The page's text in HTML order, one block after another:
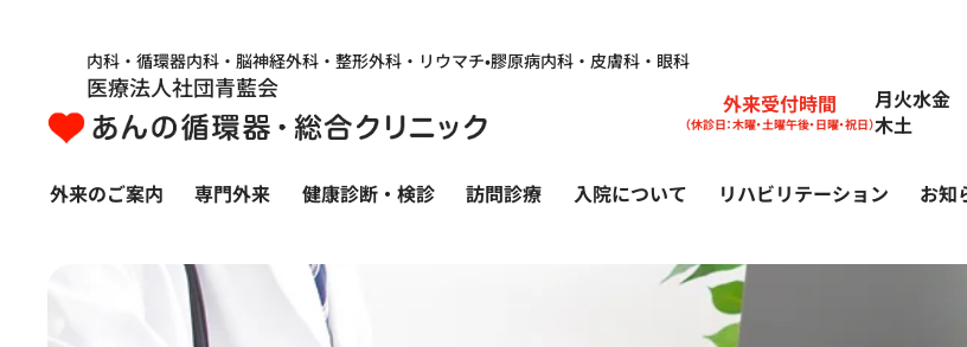
内科・循環器内科・脳神経外科・整形外科・リウマチ•膠原病内科・皮膚科・眼科
医療法人社団青藍会
外来受付時間
（休診日：木曜・土曜午後・日曜・祝日）
月火水金
木土 8
外来のご案内 専門外来 健康診断・検診 訪問診療 入院について リハビリテーション お知